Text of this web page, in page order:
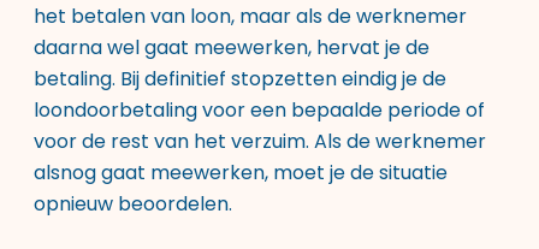
het betalen van loon, maar als de werknemer
daarna wel gaat meewerken, hervat je de
betaling. Bij definitief stopzetten eindig je de
loondoorbetaling voor een bepaalde periode of
voor de rest van het verzuim. Als de werknemer
alsnog gaat meewerken, moet je de situatie
opnieuw beoordelen.